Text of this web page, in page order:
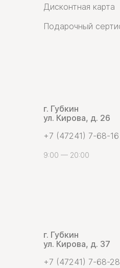
Дисконтная карта
Подарочный
г. Губкин
ул. Кирова, д. 26
+7 (47241) 7-68-16
9:00 — 20:00
г. Губкин
ул. Кирова, д. 37
+7 (47241) 7-68-28